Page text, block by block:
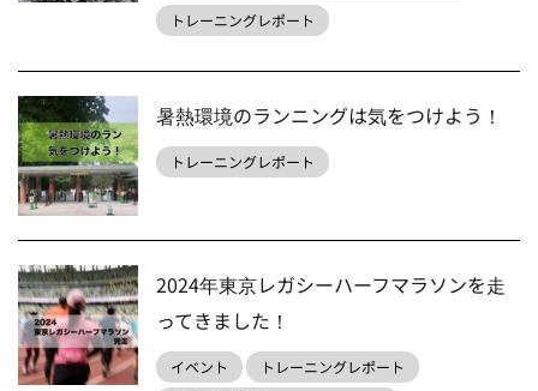
トレーニングレポート
暑熱環境のランニングは気をつけよう！
トレーニングレポート
2024年東京レガシーハーフマラソンを走
ってきました！
イベント
トレーニングレポート